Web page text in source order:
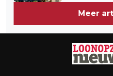
Meer